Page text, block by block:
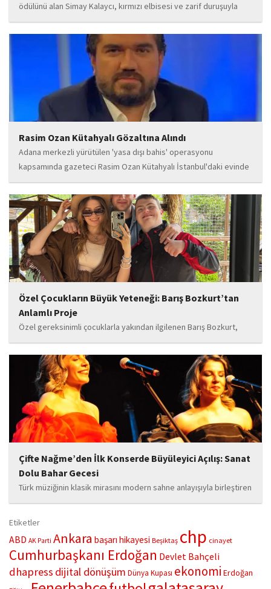
ödülünü alan Simay Kalaycı, kırmızı elbisesi ve zarif duruşuyla
geceye damga vurdu. Takı markasıyla da dikkat çeken Kalaycı,
Wilma...
Rasim Ozan Kütahyalı Gözaltına Alındı
Adana merkezli yürütülen 'yasa dışı bahis' operasyonu
kapsamında gazeteci Rasim Ozan Kütahyalı İstanbul'daki evinde
gözaltına alındı.
Özel Çocukların Büyük Yeteneği: Barış Bozkurt’tan
Anlamlı Proje
Özel gereksinimli çocuklarla yakından ilgilenen Barış Bozkurt,
hayata geçirdiği örnek çalışma ile hem eğitim camiasının hem de
toplumun dikkatini çekiyor. “Hayatta yaşattığın mutluluk en güzel
hediyedir” anlayışıyla yola çıkan Bozkurt,...
Çifte Nağme’den İlk Konserde Büyüleyici Açılış: Sanat
Dolu Bahar Gecesi
Türk müziğinin klasik mirasını modern sahne anlayışıyla birleştiren
“Çifte Nağme” projesi, ilk konserini İstanbul Ataşehir’de bulunan
buluşturdu. Yoğun katılımla gerçekleşen gece, müzikal çeşitlilik
ve...
Etiketler
ABD AK Parti Ankara başarı hikayesi Beşiktaş chp cinayet
Cumhurbaşkanı Erdoğan Devlet Bahçeli
dhapress dijital dönüşüm Dünya Kupası ekonomi Erdoğan